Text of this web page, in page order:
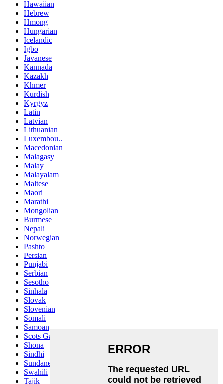
Hawaiian
Hebrew
Hmong
Hungarian
Icelandic
Igbo
Javanese
Kannada
Kazakh
Khmer
Kurdish
Kyrgyz
Latin
Latvian
Lithuanian
Luxembou..
Macedonian
Malagasy
Malay
Malayalam
Maltese
Maori
Marathi
Mongolian
Burmese
Nepali
Norwegian
Pashto
Persian
Punjabi
Serbian
Sesotho
Sinhala
Slovak
Slovenian
Somali
Samoan
Scots Gaelic
Shona
Sindhi
Sundanese
Swahili
Tajik